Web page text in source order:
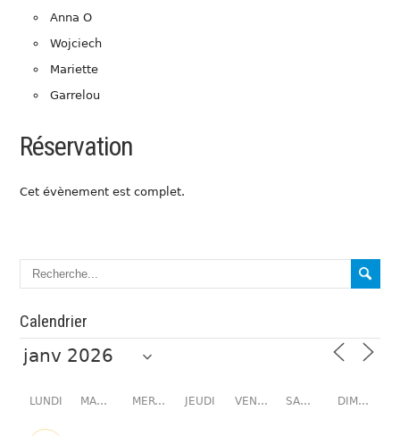
Anna O
Wojciech
Mariette
Garrelou
Réservation
Cet évènement est complet.
Calendrier
LUNDI MARDI MERCREDI JEUDI VENDREDI SAMEDI DIMANCHE